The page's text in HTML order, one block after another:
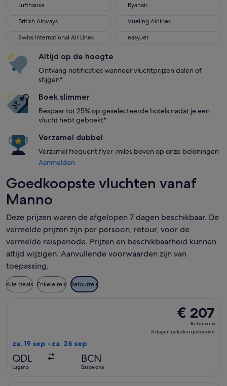
Lufthansa
Ryanair
British Airways
Vueling Airlines
Swiss International Air Lines
easyJet
Altijd op de hoogte
Ontvang notificaties wanneer vluchtprijzen dalen of
stijgen*
Boek slimmer
Bespaar tot 25% op geselecteerde hotels nadat je een
vlucht hebt geboekt*
Verzamel dubbel
Verzamel frequent flyer-miles boven op onze beloningen
Aanmelden
Goedkoopste vluchten vanaf
Manno
Deze prijzen waren de afgelopen 7 dagen beschikbaar. De
vermelde prijzen zijn per persoon, retour, voor de
vermelde reisperiode. Prijzen en beschikbaarheid kunnen
altijd wijzigen. Aanvullende voorwaarden zijn van
toepassing.
Alle deals Enkele reis Retourreis
€ 207
Retourreis,
3
€ 207
Retourreis
3 dagen geleden gevonden
za. 19 sep - za. 26 sep
QDL
Lugano
BCN
Barcelona